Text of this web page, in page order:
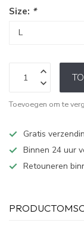
Size: *
Toevoegen om te
Gratis
Binnen 24 uur
Retouneren